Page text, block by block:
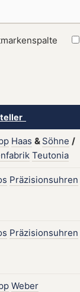
Haas & Söhne /
Teutonia
Präzisionsuhren
Präzisionsuhren
Weber